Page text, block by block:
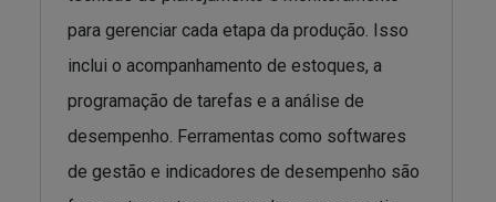
para gerenciar cada etapa da produção. Isso
inclui o acompanhamento de estoques, a
programação de tarefas e a análise de
desempenho. Ferramentas como softwares
de gestão e indicadores de desempenho são